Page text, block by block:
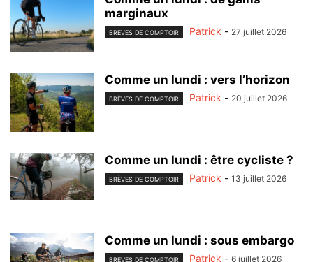
marginaux
BRÈVES DE COMPTOIR Patrick - 27 juillet 2026
Comme un lundi : vers l’horizon
BRÈVES DE COMPTOIR Patrick - 20 juillet 2026
Comme un lundi : être cycliste ?
BRÈVES DE COMPTOIR Patrick - 13 juillet 2026
Comme un lundi : sous embargo
BRÈVES DE COMPTOIR Patrick - 6 juillet 2026